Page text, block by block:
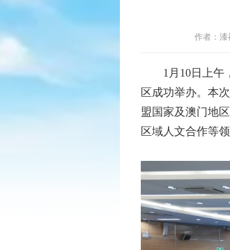
作者：漆
1月10日上午
区成功举办。本
盟国家及澳门地
区域人文合作等